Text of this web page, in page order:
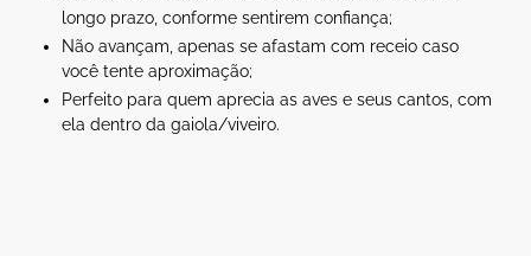
longo prazo, conforme sentirem confiança;
Não avançam, apenas se afastam com receio caso
você tente aproximação;
Perfeito para quem aprecia as aves e seus cantos, com
ela dentro da gaiola/viveiro.